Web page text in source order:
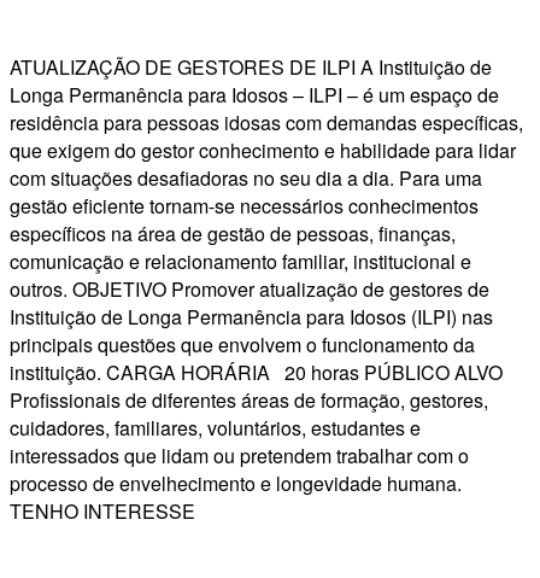
ATUALIZAÇÃO DE GESTORES DE ILPI A Instituição de
Longa Permanência para Idosos – ILPI – é um espaço de
residência para pessoas idosas com demandas específicas,
que exigem do gestor conhecimento e habilidade para lidar
com situações desafiadoras no seu dia a dia. Para uma
gestão eficiente tornam-se necessários conhecimentos
específicos na área de gestão de pessoas, finanças,
comunicação e relacionamento familiar, institucional e
outros. OBJETIVO Promover atualização de gestores de
Instituição de Longa Permanência para Idosos (ILPI) nas
principais questões que envolvem o funcionamento da
instituição. CARGA HORÁRIA 20 horas PÚBLICO ALVO
Profissionais de diferentes áreas de formação, gestores,
cuidadores, familiares, voluntários, estudantes e
interessados que lidam ou pretendem trabalhar com o
processo de envelhecimento e longevidade humana.
TENHO INTERESSE